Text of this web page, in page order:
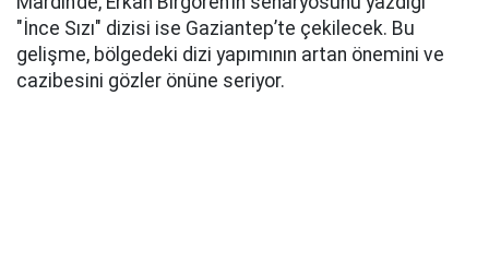
"İnce Sızı" dizisi ise Gaziantep’te çekilecek. Bu
gelişme, bölgedeki dizi yapımının artan önemini ve
cazibesini gözler önüne seriyor.